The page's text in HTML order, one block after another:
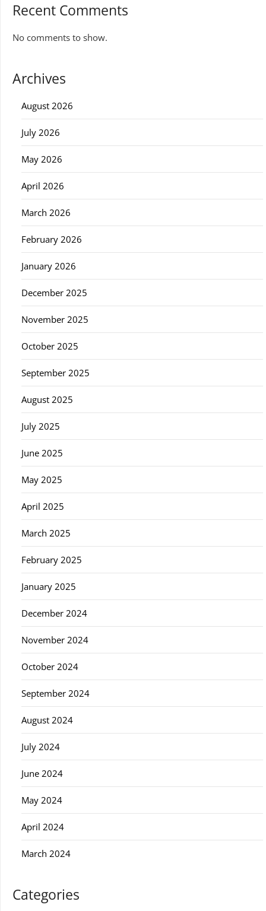
Recent Comments
No comments to show.
Archives
August 2026
July 2026
May 2026
April 2026
March 2026
February 2026
January 2026
December 2025
November 2025
October 2025
September 2025
August 2025
July 2025
June 2025
May 2025
April 2025
March 2025
February 2025
January 2025
December 2024
November 2024
October 2024
September 2024
August 2024
July 2024
June 2024
May 2024
April 2024
March 2024
Categories